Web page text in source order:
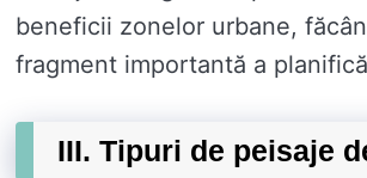
beneficii zonelor urbane,
fragment importantă a
III. Tipuri de peisaje